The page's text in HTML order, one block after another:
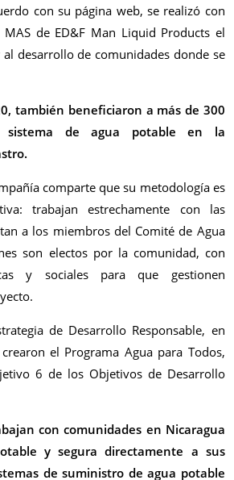
con su página web, se realizó con
de ED&F Man Liquid Products el
desarrollo de comunidades donde se
también beneficiaron a más de 300
sistema de agua potable en la
comparte que su metodología es
trabajan estrechamente con las
a los miembros del Comité de Agua
son electos por la comunidad, con
y sociales para que gestionen
de Desarrollo Responsable, en
el Programa Agua para Todos,
6 de los Objetivos de Desarrollo
con comunidades en Nicaragua
y segura directamente a sus
de suministro de agua potable